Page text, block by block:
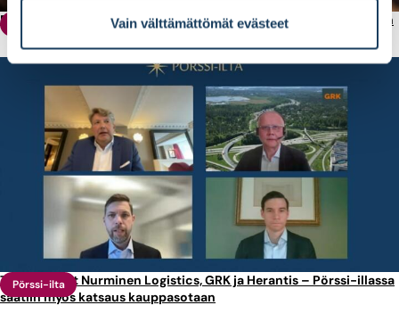
Vain välttämättömät evästeet
Pääanalyytikko Antti Saari: Korkojen lasku avaa investointitulpan
Pörssi-ilta
Tällaisia ovat Nurminen Logistics, GRK ja Herantis – Pörssi-illassa
saatiin myös katsaus kauppasotaan